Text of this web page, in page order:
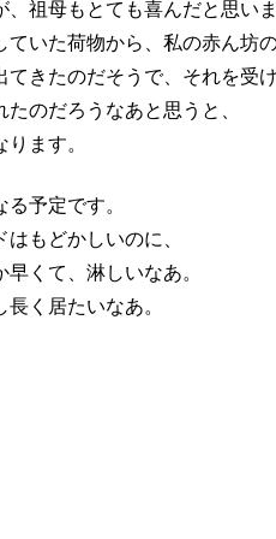
祖母もとても喜んだと思いま
いた荷物から、私の赤ん坊の
きたのだそうで、それを受け
のだろうなあと思うと、
ます。
予定です。
もどかしいのに、
くて、淋しいなあ。
く居たいなあ。